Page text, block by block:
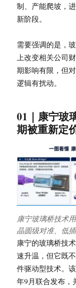
制、产能爬坡，
新阶段。
需要强调的是，
上改变相关公司
期影响有限，但
逻辑有扰动。
01｜康宁玻
期被重新定
康宁玻璃桥技术
晶圆级对准、低
康宁的玻璃桥技
速升温，但它既
件驱动型技术。
年9月联合发布，